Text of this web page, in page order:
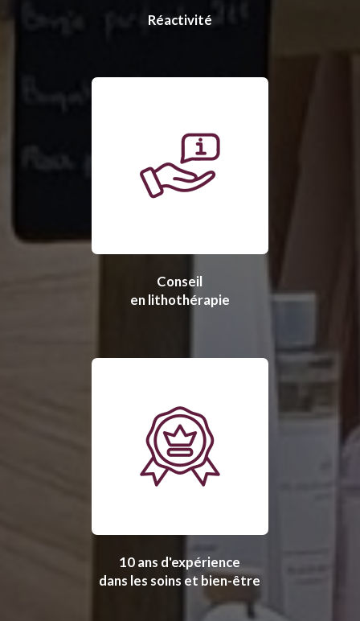
Réactivité
Conseil
en lithothérapie
10 ans d'expérience
dans les soins et bien-être